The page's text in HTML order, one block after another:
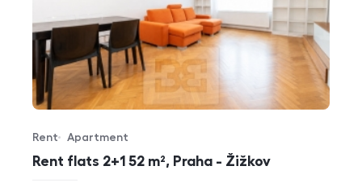
Rent flats 2+1 52 m², Praha - Žižkov
Offer type
Rent
Property type
Apartment